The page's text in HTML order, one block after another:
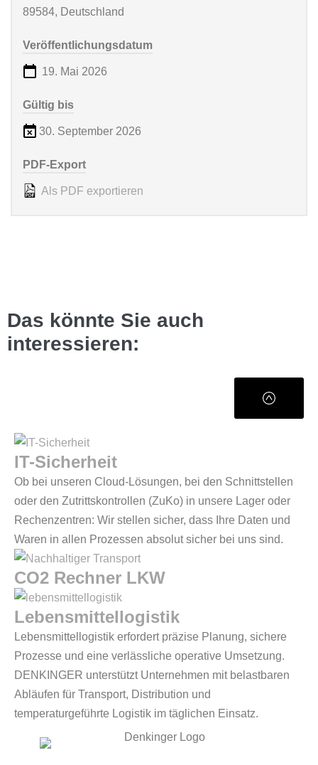
89584, Deutschland
Veröffentlichungsdatum
19. Mai 2026
Gültig bis
30. September 2026
PDF-Export
Als PDF exportieren
Das könnte Sie auch
interessieren:
IT-Sicherheit
Ob bei unseren Cloud-Lösungen, bei den Schnittstellen
oder den Zutrittskontrollen (ZuKo) in unsere Lager oder
Rechenzentren: Wir stellen sicher, dass Ihre Daten und
Waren in allen Prozessen absolut sicher bei uns sind.
CO2 Rechner LKW
Lebensmittellogistik
Lebensmittellogistik erfordert präzise Planung, sichere
Prozesse und eine verlässliche operative Umsetzung.
DENKINGER unterstützt Unternehmen mit belastbaren
Abläufen für Transport, Distribution und
temperaturgeführte Logistik im täglichen Einsatz.